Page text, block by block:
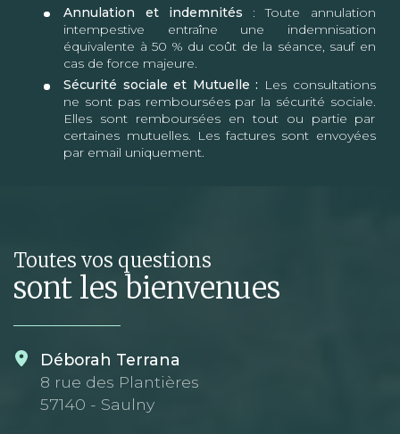
Annulation et indemnités : Toute annulation
intempestive entraîne une indemnisation
équivalente à 50 % du coût de la séance, sauf en
cas de force majeure.
Sécurité sociale et Mutuelle : Les consultations
ne sont pas remboursées par la sécurité sociale.
Elles sont remboursées en tout ou partie par
certaines mutuelles. Les factures sont envoyées
par email uniquement.
Toutes vos questions
sont les bienvenues
Déborah Terrana
8 rue des Plantières
57140 - Saulny